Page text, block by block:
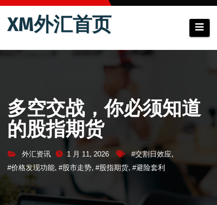
跳
XM外汇首页
多空交战，你必须知道
的股指期货
外汇资讯 1 月 11, 2026 #交割日效应,
#价格发现功能, #股市走势, #股指期货, #避险套利